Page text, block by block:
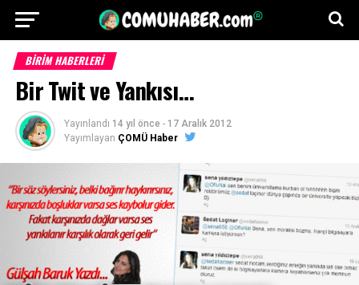
BİRİM HABERLERİ
Bir Twit ve Yankısı…
Yayınlandı 14 yıl önce - 17 Aralık 2012
Yayımlayan ÇOMÜ Haber